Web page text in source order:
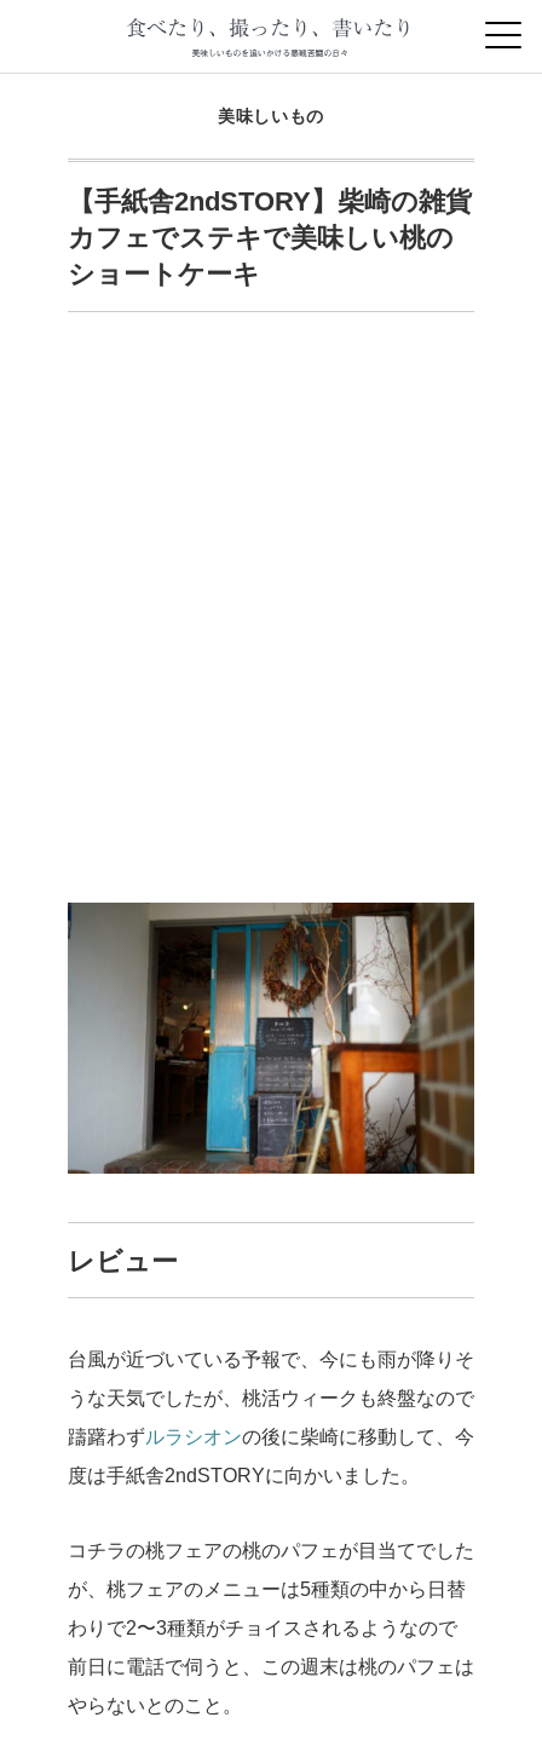
美味しいもの
【手紙舎2ndSTORY】柴崎の雑貨
カフェでステキで美味しい桃の
ショートケーキ
レビュー
台風が近づいている予報で、今にも雨が降りそ
うな天気でしたが、桃活ウィークも終盤なので
躊躇わずルラシオンの後に柴崎に移動して、今
度は手紙舎2ndSTORYに向かいました。
コチラの桃フェアの桃のパフェが目当てでした
が、桃フェアのメニューは5種類の中から日替
わりで2〜3種類がチョイスされるようなので
前日に電話で伺うと、この週末は桃のパフェは
やらないとのこと。